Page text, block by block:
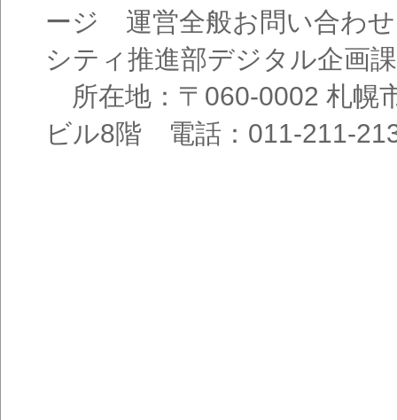
ージ 運営全般お問い合わ
シティ推進部デジタル企画課
所在地：〒060-0002 札幌
ビル8階 電話：011-211-